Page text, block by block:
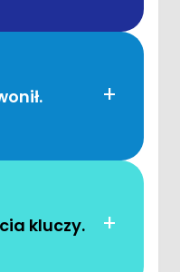
+
+
kluczy.